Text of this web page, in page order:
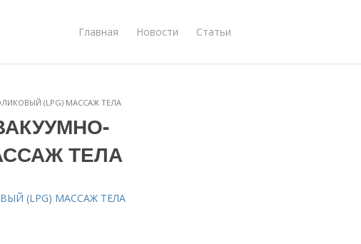
Главная Новости Статьи
(LPG) МАССАЖ ТЕЛА
ТЕЛА
(LPG) МАССАЖ ТЕЛА